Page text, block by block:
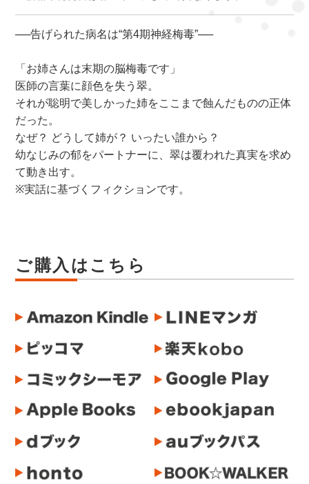
──告げられた病名は“第4期神経梅毒”──
「お姉さんは末期の脳梅毒です」
医師の言葉に顔色を失う翠。
それが聡明で美しかった姉をここまで蝕んだものの正体
だった。
なぜ？ どうして姉が？ いったい誰から？
幼なじみの郁をパートナーに、翠は覆われた真実を求め
て動き出す。
※実話に基づくフィクションです。
ご購入はこちら